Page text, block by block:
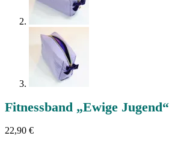
Fitnessband „Ewige Jugend“
22,90 €